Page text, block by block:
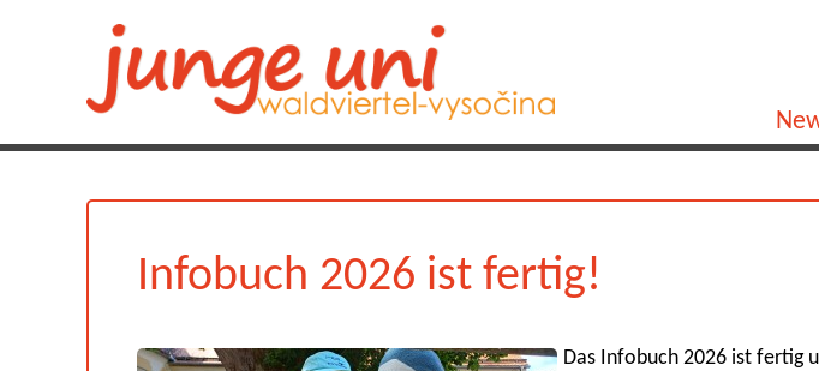
Infobuch 2026 ist fertig!
Das Infobuch 2026 ist fertig